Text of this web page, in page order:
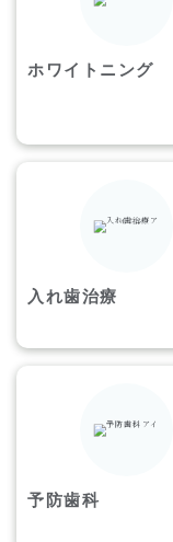
ホワイトニング
入れ歯治療
予防歯科